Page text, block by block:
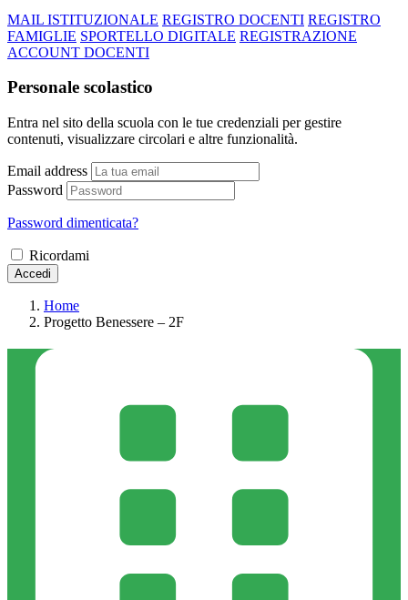
MAIL ISTITUZIONALE REGISTRO DOCENTI REGISTRO
FAMIGLIE SPORTELLO DIGITALE REGISTRAZIONE
ACCOUNT DOCENTI
Personale scolastico
Entra nel sito della scuola con le tue credenziali per gestire
contenuti, visualizzare circolari e altre funzionalità.
Email address
Password
Password dimenticata?
Ricordami
Accedi
Home
Progetto Benessere – 2F